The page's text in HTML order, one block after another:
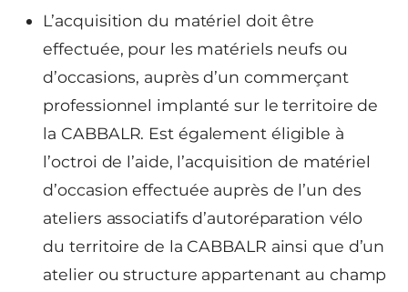
L’acquisition du matériel doit être
effectuée, pour les matériels neufs ou
d’occasions, auprès d’un commerçant
professionnel implanté sur le territoire de
la CABBALR. Est également éligible à
l’octroi de l’aide, l’acquisition de matériel
d’occasion effectuée auprès de l’un des
ateliers associatifs d’autoréparation vélo
du territoire de la CABBALR ainsi que d’un
atelier ou structure appartenant au champ